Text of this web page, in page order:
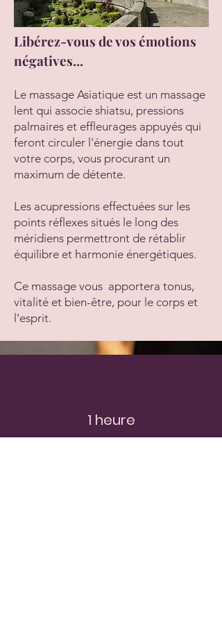
Libérez-vous de vos émotions
négatives...
Le massage Asiatique est un massage
lent qui associe shiatsu, pressions
palmaires et effleurages appuyés qui
feront circuler l'énergie dans tout
votre corps, vous procurant un
maximum de détente.
Les acupressions effectuées sur les
points réflexes situés le long des
méridiens permettront de rétablir
équilibre et harmonie énergétiques.
Ce massage vous apportera tonus,
vitalité et bien-être, pour le corps et
l'esprit.
1 heure